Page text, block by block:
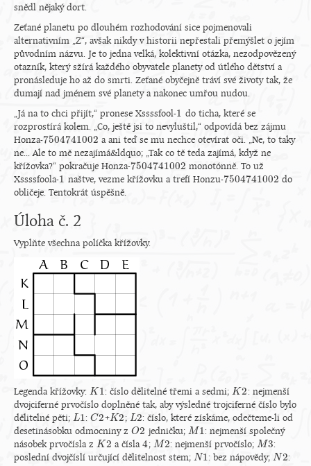
snědl nějaký dort.
Zeťané planetu po dlouhém rozhodování sice pojmenovali
alternativním „Z“, avšak nikdy v historii nepřestali přemýšlet o jejím
původním názvu. Je to jedna velká, kolektivní otázka, nezodpovězený
otazník, který sžírá každého obyvatele planety od útlého dětství a
pronásleduje ho až do smrti. Zeťané obyčejně tráví své životy tak, že
dumají nad jménem své planety a nakonec umřou nudou.
„Já na to chci přijít,“ pronese Xssssfool-1
1 do ticha, které se
rozprostírá kolem. „Co, ještě jsi to nevyluštil,“ odpovídá bez zájmu
Honza-7504741002
7504741002
a ani teď se mu nechce otevírat oči. „Ne, to taky
ne... Ale to mě nezajímá&ldquo; „Tak co tě teda zajímá, když ne
křížovka?“ pokračuje Honza-7504741002
7504741002
monotónně. To už
Xssssfoola-1
1 naštve, vezme křížovku a trefí Honzu-7504741002
7504741002
do
obličeje. Tentokrát úspěšně.
Úloha č. 2
Vyplňte všechna políčka křížovky.
Legenda křížovky: K1
K1 : číslo dělitelné třemi a sedmi;K2
K2 : nejmenší
dvojciferné prvočíslo doplněné tak, aby výsledné trojciferné číslo bylo
dělitelné pěti; L1
L1 : C2
C2 +K2
K2 ; L2
L2 : číslo, které získáme, odečteme-li od
desetinásobku odmocniny z O2
O2 jedničku; M1
M1 : nejmenší společný
násobek prvočísla z K2
K2 a čísla4
4; M2
M2 : nejmenší prvočíslo; M3
M3 :
poslední dvojčíslí určující dělitelnost stem; N1
N1 : bez nápovědy;N2
N2 :